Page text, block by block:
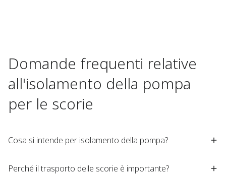
Domande frequenti relative
all'isolamento della pompa
per le scorie
Cosa si intende per isolamento della pompa?
Perché il trasporto delle scorie è importante?